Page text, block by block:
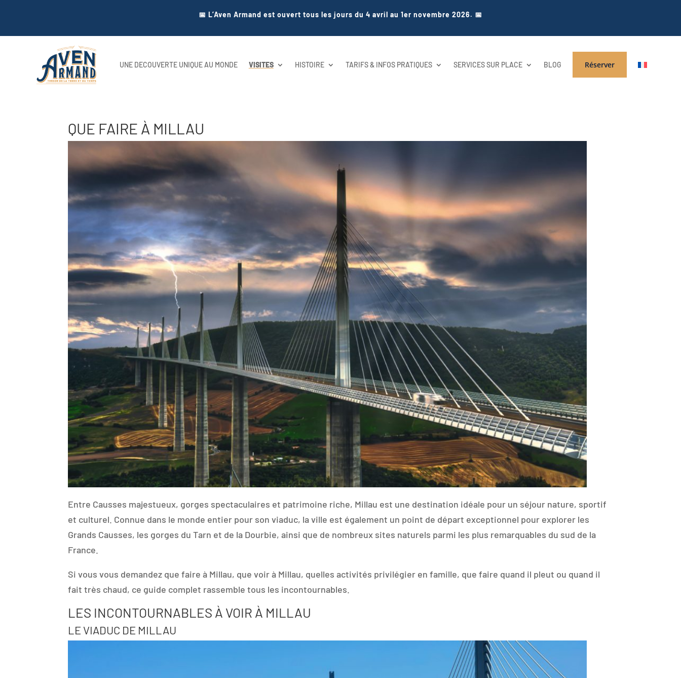
📅 L’Aven Armand est ouvert tous les jours du 4 avril au 1er novembre 2026. 📅
UNE DECOUVERTE UNIQUE AU MONDE VISITES HISTOIRE TARIFS & INFOS PRATIQUES SERVICES SUR PLACE BLOG Réserver
QUE FAIRE À MILLAU
Entre Causses majestueux, gorges spectaculaires et patrimoine riche, Millau est une destination idéale pour un séjour nature, sportif
et culturel. Connue dans le monde entier pour son viaduc, la ville est également un point de départ exceptionnel pour explorer les
Grands Causses, les gorges du Tarn et de la Dourbie, ainsi que de nombreux sites naturels parmi les plus remarquables du sud de la
France.
Si vous vous demandez que faire à Millau, que voir à Millau, quelles activités privilégier en famille, que faire quand il pleut ou quand il
fait très chaud, ce guide complet rassemble tous les incontournables.
LES INCONTOURNABLES À VOIR À MILLAU
LE VIADUC DE MILLAU